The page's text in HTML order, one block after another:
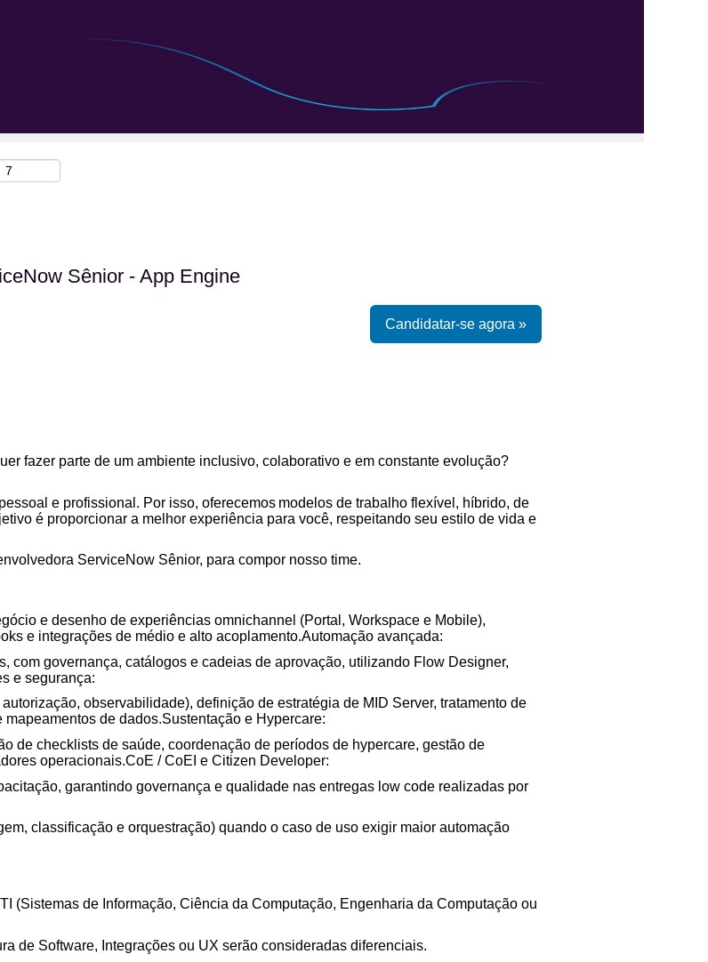
Sênior - App Engine
Candidatar-se agora »
fazer parte de um ambiente inclusivo, colaborativo e em constante evolução?
e profissional. Por isso, oferecemos modelos de trabalho flexível, híbrido, de
é proporcionar a melhor experiência para você, respeitando seu estilo de vida e
ServiceNow Sênior, para compor nosso time.
e desenho de experiências omnichannel (Portal, Workspace e Mobile),
e integrações de médio e alto acoplamento.Automação avançada:
com governança, catálogos e cadeias de aprovação, utilizando Flow Designer,
e segurança:
observabilidade), definição de estratégia de MID Server, tratamento de
de dados.Sustentação e Hypercare:
de checklists de saúde, coordenação de períodos de hypercare, gestão de
operacionais.CoE / CoEI e Citizen Developer:
garantindo governança e qualidade nas entregas low code realizadas por
classificação e orquestração) quando o caso de uso exigir maior automação
(Sistemas de Informação, Ciência da Computação, Engenharia da Computação ou
de Software, Integrações ou UX serão consideradas diferenciais.